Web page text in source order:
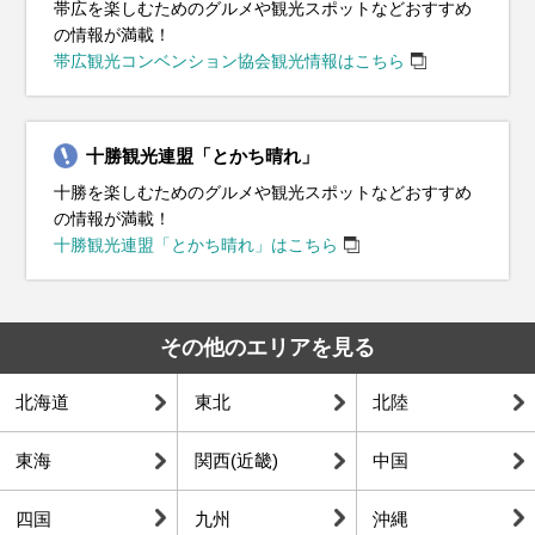
帯広を楽しむためのグルメや観光スポットなどおすすめ
の情報が満載！
帯広観光コンベンション協会観光情報はこちら
十勝観光連盟「とかち晴れ」
十勝を楽しむためのグルメや観光スポットなどおすすめ
の情報が満載！
十勝観光連盟「とかち晴れ」はこちら
その他のエリアを見る
北海道 東北 北陸
東海 関西(近畿) 中国
四国 九州 沖縄